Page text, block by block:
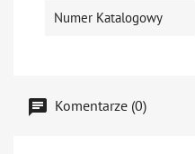
Numer Katalogowy
Komentarze (0)